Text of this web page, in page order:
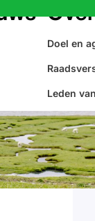
Doel en
Leden